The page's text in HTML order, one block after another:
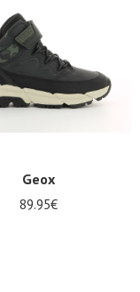
Geox
89.95€